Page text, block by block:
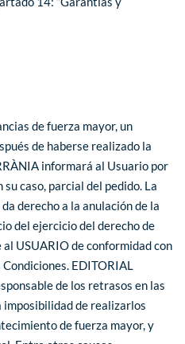
de fuerza mayor, un
de haberse realizado la
informará al Usuario por
caso, parcial del pedido. La
derecho a la anulación de la
del ejercicio del derecho de
USUARIO de conformidad con
EDITORIAL
de los retrasos en las
imposibilidad de realizarlos
de fuerza mayor, y